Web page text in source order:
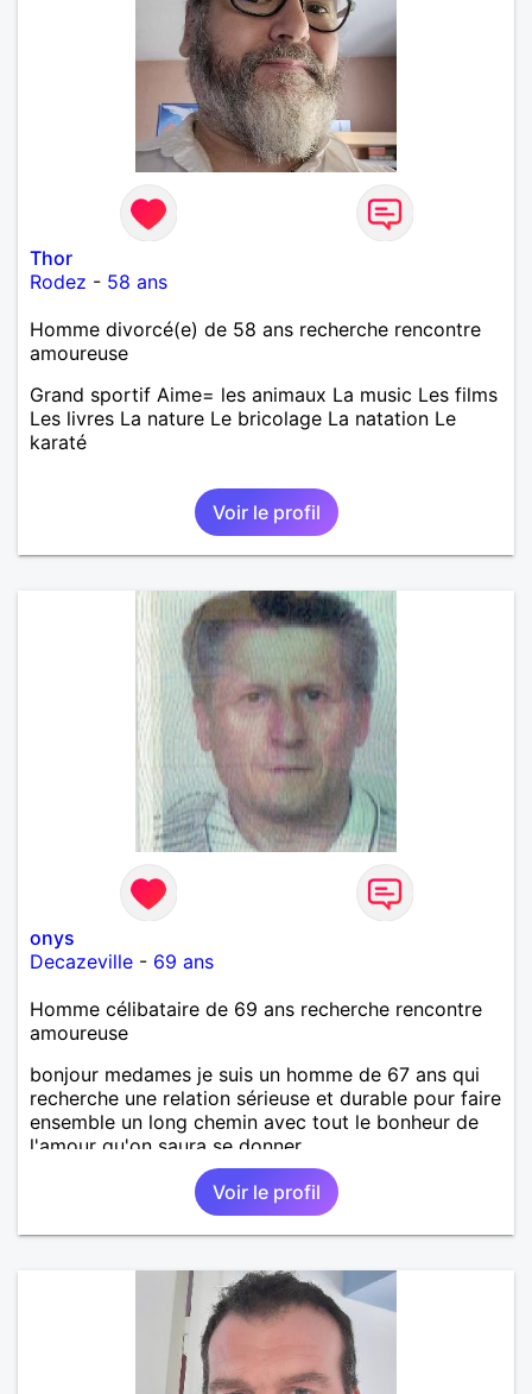
principes je ne corresponds pas avec les
demoiselles approchant les moins de 60 ans
Thor
Rodez - 58 ans
Homme divorcé(e) de 58 ans recherche rencontre
amoureuse
Grand sportif Aime= les animaux La music Les films
Les livres La nature Le bricolage La natation Le
karaté
Voir le profil
onys
Decazeville - 69 ans
Homme célibataire de 69 ans recherche rencontre
amoureuse
bonjour medames je suis un homme de 67 ans qui
recherche une relation sérieuse et durable pour faire
ensemble un long chemin avec tout le bonheur de
l'amour qu'on saura se donner.
Voir le profil